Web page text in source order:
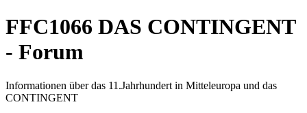
FFC1066 DAS CONTINGENT
- Forum
Informationen über das 11.Jahrhundert in Mitteleuropa und das
CONTINGENT